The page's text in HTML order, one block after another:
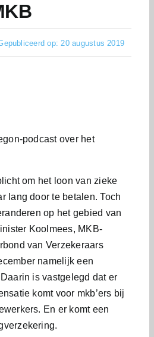
op: 20 augustus 2019
podcast over het
om het loon van zieke
lang door te betalen. Toch
op het gebied van
Koolmees, MKB-
van Verzekeraars
namelijk een
is vastgelegd dat er
komt voor mkb’ers bij
En er komt een